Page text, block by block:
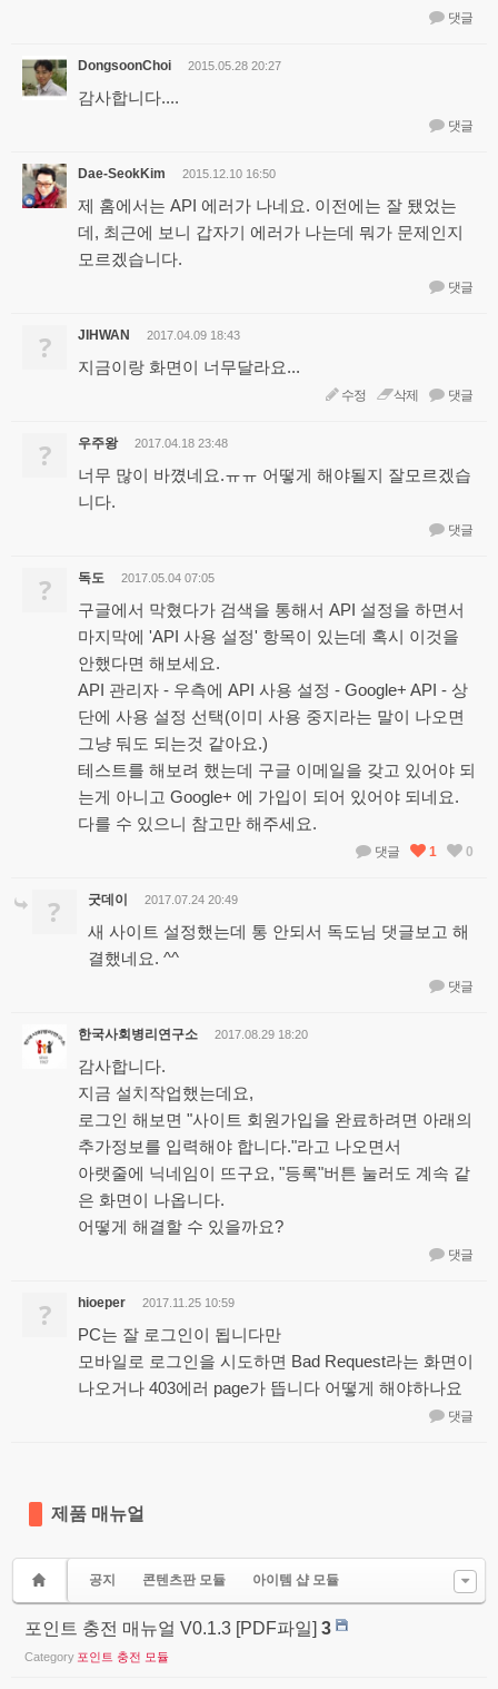
댓글
DongsoonChoi 2015.05.28 20:27
감사합니다....
댓글
Dae-SeokKim 2015.12.10 16:50
제 홈에서는 API 에러가 나네요. 이전에는 잘 됐었는
데, 최근에 보니 갑자기 에러가 나는데 뭐가 문제인지
모르겠습니다.
댓글
? JIHWAN 2017.04.09 18:43
지금이랑 화면이 너무달라요...
수정 삭제 댓글
? 우주왕 2017.04.18 23:48
너무 많이 바꼈네요.ㅠㅠ 어떻게 해야될지 잘모르겠습
니다.
댓글
? 독도 2017.05.04 07:05
구글에서 막혔다가 검색을 통해서 API 설정을 하면서
마지막에 'API 사용 설정' 항목이 있는데 혹시 이것을
안했다면 해보세요.
API 관리자 - 우측에 API 사용 설정 - Google+ API - 상
단에 사용 설정 선택(이미 사용 중지라는 말이 나오면
그냥 둬도 되는것 같아요.)
테스트를 해보려 했는데 구글 이메일을 갖고 있어야 되
는게 아니고 Google+ 에 가입이 되어 있어야 되네요.
다를 수 있으니 참고만 해주세요.
댓글 1 0
? 굿데이 2017.07.24 20:49
새 사이트 설정했는데 통 안되서 독도님 댓글보고 해
결했네요. ^^
댓글
한국사회병리연구소 2017.08.29 18:20
감사합니다.
지금 설치작업했는데요,
로그인 해보면 "사이트 회원가입을 완료하려면 아래의
추가정보를 입력해야 합니다."라고 나오면서
아랫줄에 닉네임이 뜨구요, "등록"버튼 눌러도 계속 같
은 화면이 나옵니다.
어떻게 해결할 수 있을까요?
댓글
? hioeper 2017.11.25 10:59
PC는 잘 로그인이 됩니다만
모바일로 로그인을 시도하면 Bad Request라는 화면이
나오거나 403에러 page가 뜹니다 어떻게 해야하나요
댓글
제품 매뉴얼
공지 콘텐츠판 모듈 아이템 샵 모듈
포인트 충전 매뉴얼 V0.1.3 [PDF파일] 3
Category 포인트 충전 모듈